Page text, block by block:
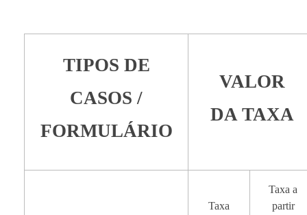
TIPOS DE
CASOS /
FORMULÁRIO
VALOR
DA TAXA
Taxa
Taxa a
partir